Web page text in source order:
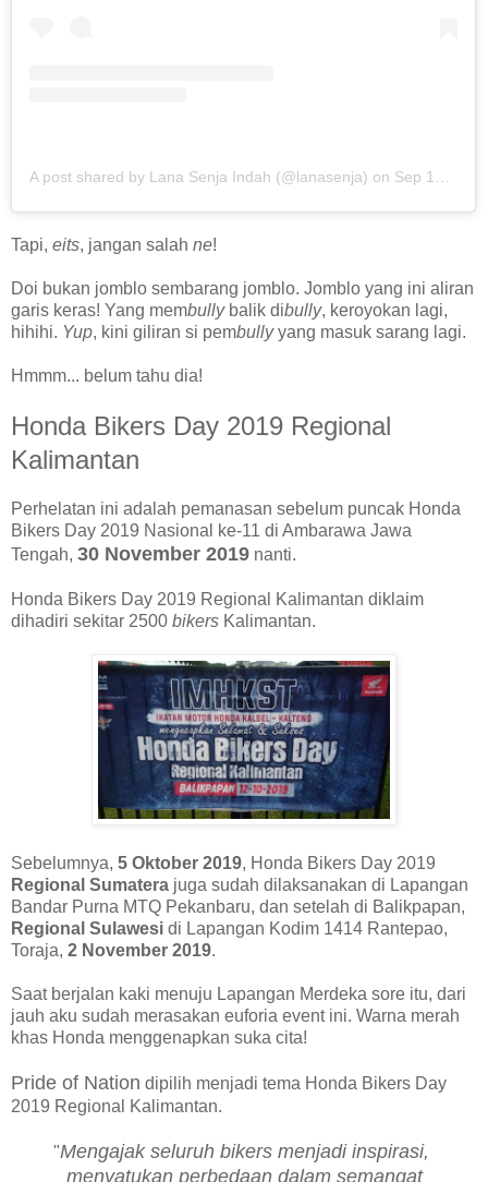
A post shared by Lana Senja Indah (@lanasenja) on Sep 15, 2019 at 6:54am PDT
Tapi, eits, jangan salah ne!
Doi bukan jomblo sembarang jomblo. Jomblo yang ini aliran
garis keras! Yang membully balik dibully, keroyokan lagi,
hihihi. Yup, kini giliran si pembullyyang masuk sarang lagi.
Hmmm... belum tahu dia!
Honda Bikers Day 2019 Regional
Kalimantan
Perhelatan ini adalah pemanasan sebelum puncak Honda
Bikers Day 2019 Nasional ke-11 di Ambarawa Jawa
Tengah, 30 November 2019 nanti.
Honda Bikers Day 2019 Regional Kalimantan diklaim
dihadiri sekitar 2500 bikers Kalimantan.
Sebelumnya, 5 Oktober 2019, Honda Bikers Day 2019
Regional Sumatera juga sudah dilaksanakan di Lapangan
Bandar Purna MTQ Pekanbaru, dan setelah di Balikpapan,
Regional Sulawesi di Lapangan Kodim 1414 Rantepao,
Toraja, 2 November 2019.
Saat berjalan kaki menuju Lapangan Merdeka sore itu, dari
jauh aku sudah merasakan euforia event ini. Warna merah
khas Honda menggenapkan suka cita!
Pride of Nation dipilih menjadi tema Honda Bikers Day
2019 Regional Kalimantan.
"Mengajak seluruh bikers menjadi inspirasi,
menyatukan perbedaan dalam semangat